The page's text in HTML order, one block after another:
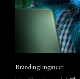
BrandingEngineer